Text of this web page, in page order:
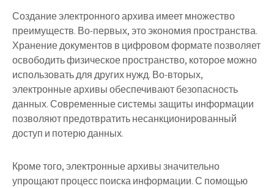
Создание электронного архива имеет множество
преимуществ. Во-первых, это экономия пространства.
Хранение документов в цифровом формате позволяет
освободить физическое пространство, которое можно
использовать для других нужд. Во-вторых,
электронные архивы обеспечивают безопасность
данных. Современные системы защиты информации
позволяют предотвратить несанкционированный
доступ и потерю данных.
Кроме того, электронные архивы значительно
упрощают процесс поиска информации. С помощью